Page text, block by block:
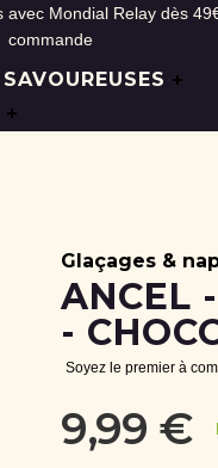
avec Mondial Relay dès
commande
Glaçages &
ANCEL
-
Soyez le premier à
9,99 €